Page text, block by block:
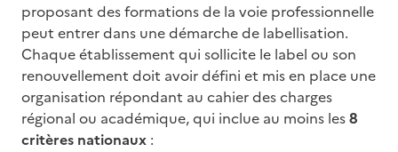
proposant des formations de la voie professionnelle
peut entrer dans une démarche de labellisation.
Chaque établissement qui sollicite le label ou son
renouvellement doit avoir défini et mis en place une
organisation répondant au cahier des charges
régional ou académique, qui inclue au moins les8
critères nationaux :